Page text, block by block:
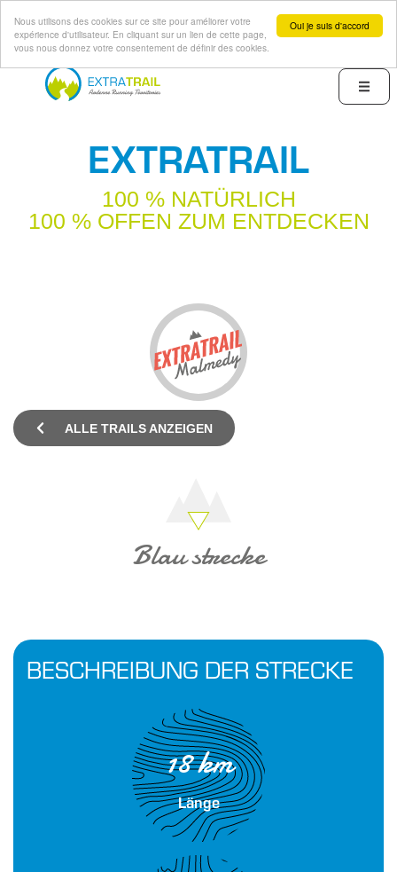
Oui je suis d'accord
Nous utilisons des cookies sur ce site pour améliorer votre
expérience d'utilisateur. En cliquant sur un lien de cette page,
vous nous donnez votre consentement de définir des cookies.
Direkt
Menu
EXTRATRAIL
100 % NATÜRLICH
100 % OFFEN ZUM ENTDECKEN
ALLE TRAILS ANZEIGEN
Blau strecke
BESCHREIBUNG DER STRECKE
Länge
18 km